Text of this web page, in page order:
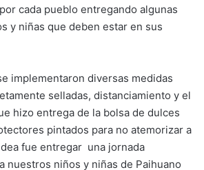
cada pueblo entregando algunas
y niñas que deben estar en sus
implementaron diversas medidas
selladas, distanciamiento y el
hizo entrega de la bolsa de dulces
pintados para no atemorizar a
fue entregar una jornada
nuestros niños y niñas de Paihuano